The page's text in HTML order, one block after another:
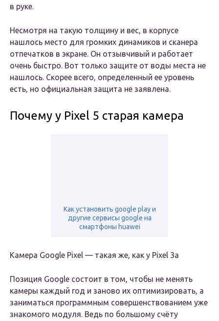
в руке.
Несмотря на такую толщину и вес, в корпусе
нашлось место для громких динамиков и сканера
отпечатков в экране. Он отзывчивый и работает
очень быстро. Вот только защите от воды места не
нашлось. Скорее всего, определенный ее уровень
есть, но официальная защита не заявлена.
Почему у Pixel 5 старая камера
Как установить google play и
другие сервисы google на
смартфоны huawei
Камера Google Pixel — такая же, как у Pixel 3a
Позиция Google состоит в том, чтобы не менять
камеры каждый год и заново их оптимизировать, а
заниматься программным совершенствованием уже
знакомого модуля. Ведь по большому счёту